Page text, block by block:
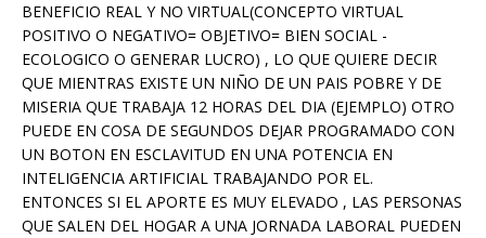
BENEFICIO REAL Y NO VIRTUAL(CONCEPTO VIRTUAL
POSITIVO O NEGATIVO= OBJETIVO= BIEN SOCIAL -
ECOLOGICO O GENERAR LUCRO) , LO QUE QUIERE DECIR
QUE MIENTRAS EXISTE UN NIÑO DE UN PAIS POBRE Y DE
MISERIA QUE TRABAJA 12 HORAS DEL DIA (EJEMPLO) OTRO
PUEDE EN COSA DE SEGUNDOS DEJAR PROGRAMADO CON
UN BOTON EN ESCLAVITUD EN UNA POTENCIA EN
INTELIGENCIA ARTIFICIAL TRABAJANDO POR EL.
ENTONCES SI EL APORTE ES MUY ELEVADO , LAS PERSONAS
QUE SALEN DEL HOGAR A UNA JORNADA LABORAL PUEDEN